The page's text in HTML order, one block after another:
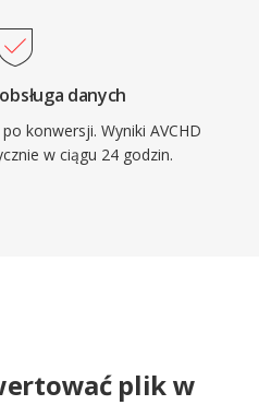
danych
konwersji. Wyniki AVCHD
w ciągu 24 godzin.
plik w